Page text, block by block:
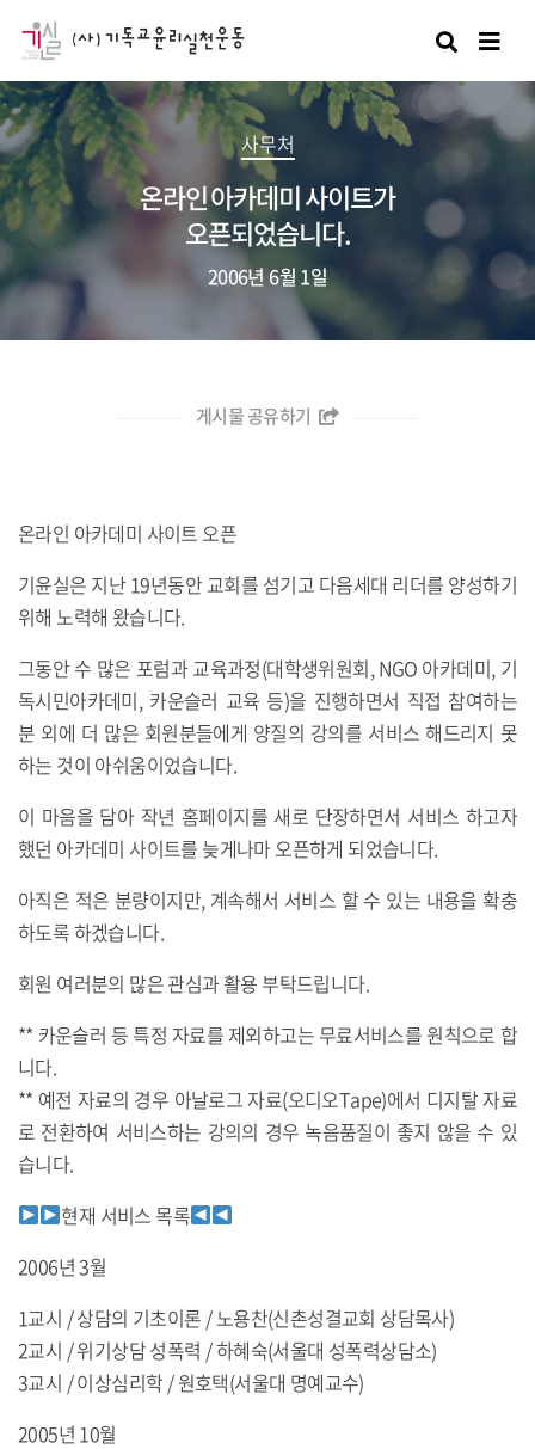
검색
사무처
온라인 아카데미 사이트가
오픈되었습니다.
2006년 6월 1일
게시물 공유하기
온라인 아카데미 사이트 오픈
기윤실은 지난 19년동안 교회를 섬기고 다음세대 리더를 양성하기
위해 노력해 왔습니다.
그동안 수 많은 포럼과 교육과정(대학생위원회, NGO 아카데미, 기
독시민아카데미, 카운슬러 교육 등)을 진행하면서 직접 참여하는
분 외에 더 많은 회원분들에게 양질의 강의를 서비스 해드리지 못
하는 것이 아쉬움이었습니다.
이 마음을 담아 작년 홈페이지를 새로 단장하면서 서비스 하고자
했던 아카데미 사이트를 늦게나마 오픈하게 되었습니다.
아직은 적은 분량이지만, 계속해서 서비스 할 수 있는 내용을 확충
하도록 하겠습니다.
회원 여러분의 많은 관심과 활용 부탁드립니다.
** 카운슬러 등 특정 자료를 제외하고는 무료서비스를 원칙으로 합
니다.
** 예전 자료의 경우 아날로그 자료(오디오Tape)에서 디지탈 자료
로 전환하여 서비스하는 강의의 경우 녹음품질이 좋지 않을 수 있
습니다.
현재 서비스 목록
2006년 3월
1교시 / 상담의 기초이론 / 노용찬(신촌성결교회 상담목사)
2교시 / 위기상담 성폭력 / 하혜숙(서울대 성폭력상담소)
3교시 / 이상심리학 / 원호택(서울대 명예교수)
2005년 10월